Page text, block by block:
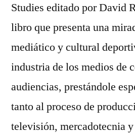
Studies editado por David
libro que presenta una
mediático y cultural
industria de los medios de
audiencias, prestándole
tanto al proceso de
televisión, mercadotecnia